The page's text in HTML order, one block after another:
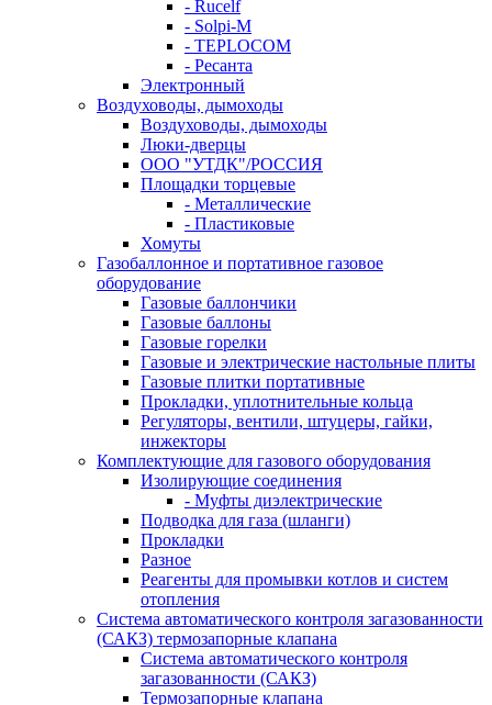
- Rucelf
- Solpi-M
- TEPLOCOM
- Ресанта
Электронный
Воздуховоды, дымоходы
Воздуховоды, дымоходы
Люки-дверцы
ООО "УТДК"/РОССИЯ
Площадки торцевые
- Металлические
- Пластиковые
Хомуты
Газобаллонное и портативное газовое
оборудование
Газовые баллончики
Газовые баллоны
Газовые горелки
Газовые и электрические настольные плиты
Газовые плитки портативные
Прокладки, уплотнительные кольца
Регуляторы, вентили, штуцеры, гайки,
инжекторы
Комплектующие для газового оборудования
Изолирующие соединения
- Муфты диэлектрические
Подводка для газа (шланги)
Прокладки
Разное
Реагенты для промывки котлов и систем
отопления
Система автоматического контроля загазованности
(САКЗ) термозапорные клапана
Система автоматического контроля
загазованности (САКЗ)
Термозапорные клапана